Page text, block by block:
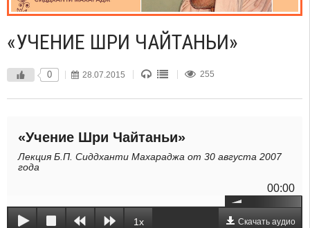
«УЧЕНИЕ ШРИ ЧАЙТАНЬИ»
0 28.07.2015 255
«Учение Шри Чайтаньи»
Лекция Б.П. Сиддханти Махараджа от 30 августа 2007
года
00:00
1x Скачать аудио